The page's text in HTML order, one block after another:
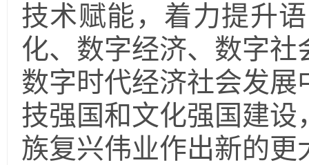
技术赋能，着力提升
化、数字经济、数字
数字时代经济社会发
技强国和文化强国建
族复兴伟业作出新的更